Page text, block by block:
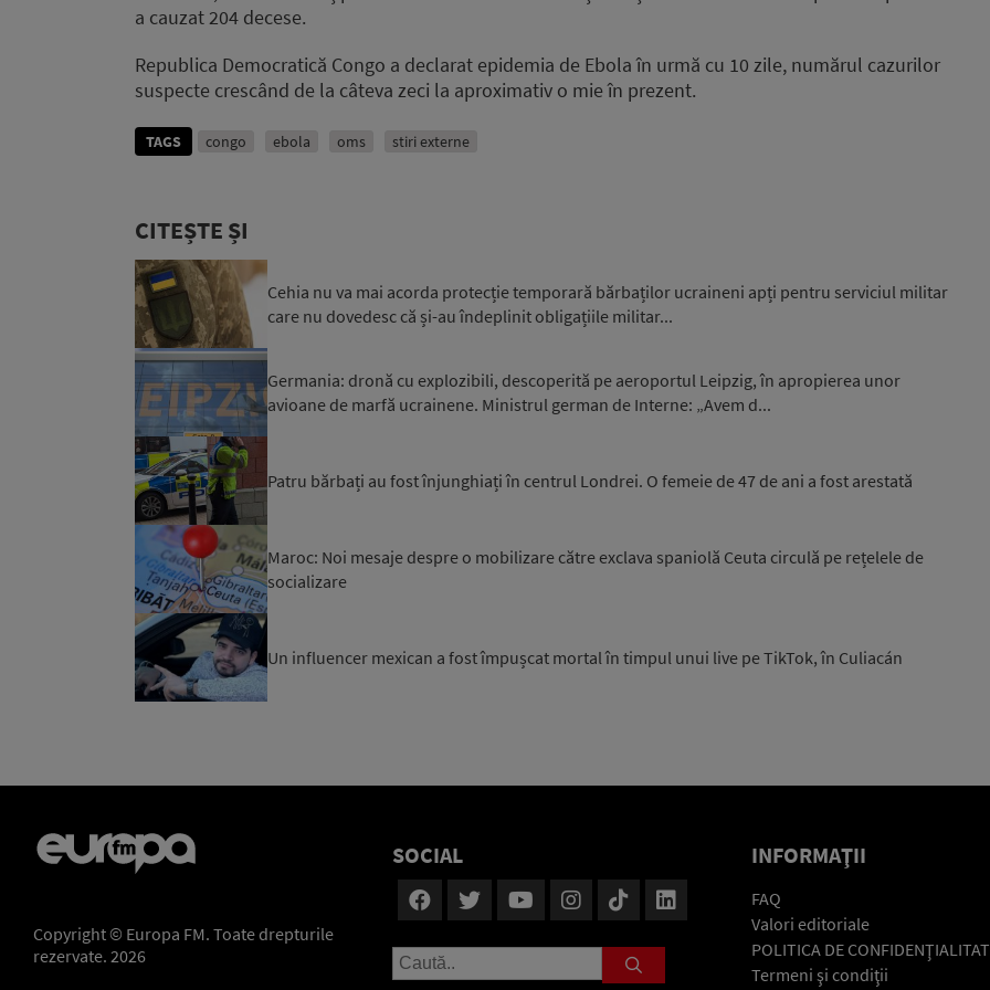
a cauzat 204 decese.
Republica Democratică Congo a declarat epidemia de Ebola în urmă cu 10 zile, numărul cazurilor
suspecte crescând de la câteva zeci la aproximativ o mie în prezent.
TAGS congo ebola oms stiri externe
CITEȘTE ȘI
Cehia nu va mai acorda protecție temporară bărbaților ucraineni apți pentru serviciul militar
care nu dovedesc că și-au îndeplinit obligațiile militar...
Germania: dronă cu explozibili, descoperită pe aeroportul Leipzig, în apropierea unor
avioane de marfă ucrainene. Ministrul german de Interne: „Avem d...
Patru bărbați au fost înjunghiați în centrul Londrei. O femeie de 47 de ani a fost arestată
Maroc: Noi mesaje despre o mobilizare către exclava spaniolă Ceuta circulă pe rețelele de
socializare
Un influencer mexican a fost împușcat mortal în timpul unui live pe TikTok, în Culiacán
Copyright © Europa FM. Toate drepturile
rezervate. 2026
SOCIAL INFORMAŢII
FAQ
Valori editoriale
POLITICA DE
Termeni şi condiţii